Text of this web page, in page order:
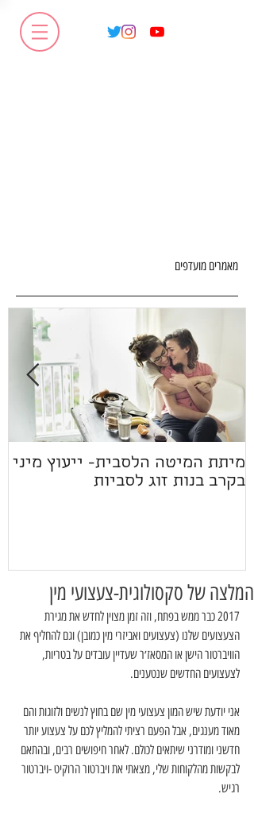
מאמרים מועדפים
מיתת המיטה הלסבית- ייעוץ מיני
בקרב בנות זוג לסביות
המלצה של סקסולוגית-צעצועי מין
2017 כבר ממש בפתח, וזה זמן מצוין לחדש את מגירת
הצעצועים שלנו (צעצועים ואביזרי מין כמובן) וגם להחליף את
הוויברטור הישן או המסאז׳ר שעדיין עובדים על בטריות,
לצעצועים החדשים שנטענים.
אני יודעת שיש המון צעצועי מין שם בחוץ לנשים ולזוגות והם
מאוד מענגים, אבל הפעם רציתי להמליץ לכם על צעצוע יותר
חדשני ומודרני שיתאים לכולם. לאחר חיפושים רבים, ובהתאם
לבקשות מהלקוחות שלי, מצאתי את ויברטור הרוקיט -ויברטור
רגיש.